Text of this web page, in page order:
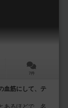
7件
血筋にして、テ
あるほどで、名